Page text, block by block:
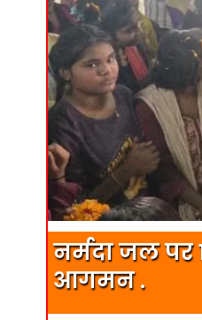
नर्मदा जल पर
आगमन .